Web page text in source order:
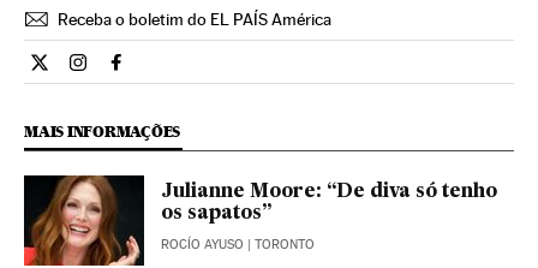
Receba o boletim do EL PAÍS América
Cultura El País Brasil en Twitter
Cultura El País Brasil en Instagram
Cultura El País Brasil en Facebook
MAIS INFORMAÇÕES
Julianne Moore: “De diva só tenho
os sapatos”
ROCÍO AYUSO | TORONTO